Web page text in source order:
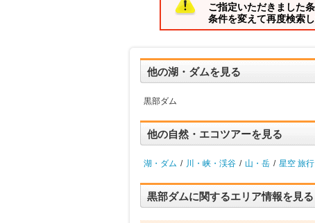
ご指定いただきました
条件を変えて再度検索し
他の湖・ダムを見る
黒部ダム
他の自然・エコツアーを見る
湖・ダム / 川・峡・渓谷 / 山・岳 / 星空 旅行
黒部ダムに関するエリア情報を見る